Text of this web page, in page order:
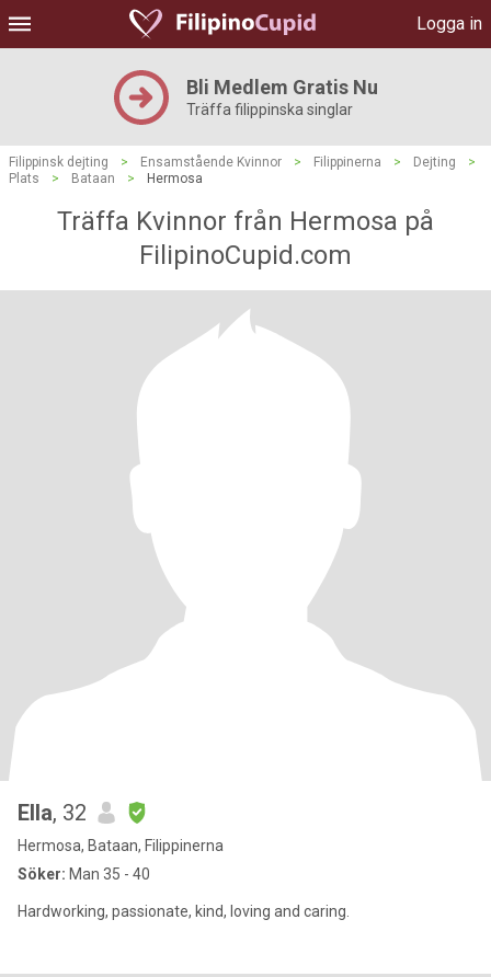
Logga in
Bli Medlem Gratis Nu
Träffa filippinska singlar
Filippinsk dejting > Ensamstående Kvinnor > Filippinerna > Dejting
>
Plats
> Bataan > Hermosa
Träffa Kvinnor från Hermosa på
FilipinoCupid.com
Ella, 32
Hermosa, Bataan, Filippinerna
Söker: Man 35 - 40
Hardworking, passionate, kind, loving and caring.